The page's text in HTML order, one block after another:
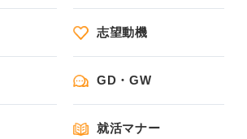
志望動機
GD・GW
就活マナー